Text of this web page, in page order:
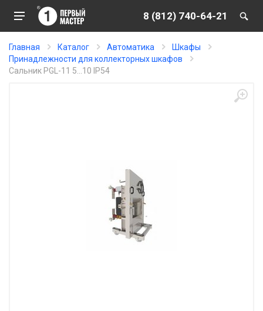
8 (812) 740-64-21
Главная Каталог Автоматика
Шкафы
Принадлежности для коллекторных шкафов
Сальник PGL-11 5...10 IP54